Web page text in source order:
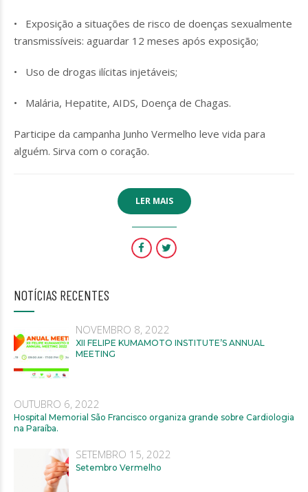
• Exposição a situações de risco de doenças sexualmente
transmissíveis: aguardar 12 meses após exposição;
• Uso de drogas ilícitas injetáveis;
• Malária, Hepatite, AIDS, Doença de Chagas.
Participe da campanha Junho Vermelho leve vida para
alguém. Sirva com o coração.
LER MAIS
NOTÍCIAS RECENTES
NOVEMBRO 8, 2022
XII FELIPE KUMAMOTO INSTITUTE’S ANNUAL
MEETING
OUTUBRO 6, 2022
Hospital Memorial São Francisco organiza grande sobre Cardiologia
na Paraíba.
SETEMBRO 15, 2022
Setembro Vermelho